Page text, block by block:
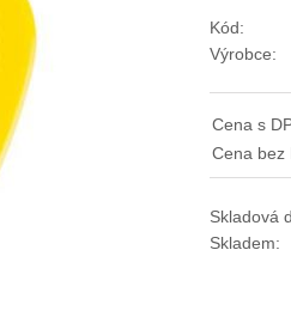
Kód:
Výrobce:
Cena s
Cena bez
Skladová
Skladem: